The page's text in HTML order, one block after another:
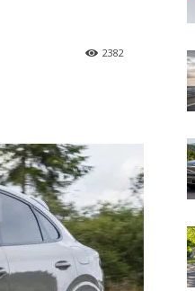
2382